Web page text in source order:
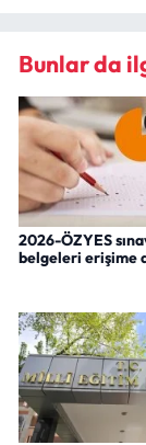
Bunlar da
2026-ÖZYES
belgeleri erişime